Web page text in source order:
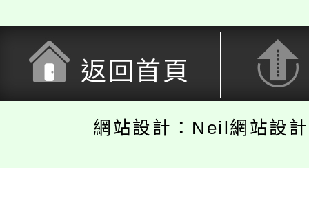
返回首頁
網站設計：Neil網站設